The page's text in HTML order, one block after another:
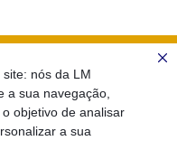
nós da LM
a sua navegação,
objetivo de analisar
a sua